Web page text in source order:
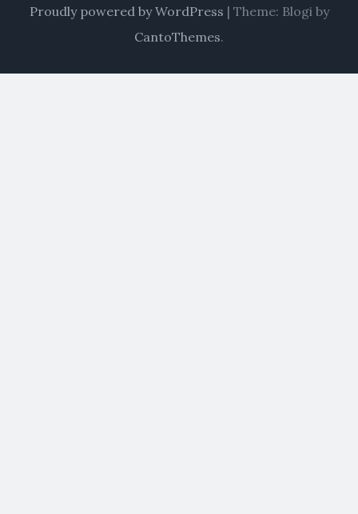
Proudly powered by WordPress | Theme: Blogi by
CantoThemes.